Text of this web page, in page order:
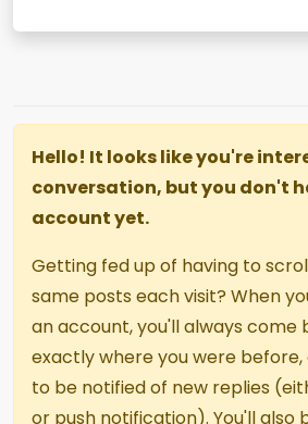
Hello! It looks like you're
conversation, but you don't
account yet.
Getting fed up of having to
same posts each visit? When
an account, you'll always come
exactly where you were before,
to be notified of new replies
or push notification). You'll also